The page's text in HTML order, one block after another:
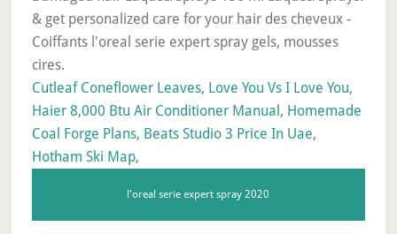
Cutleaf Coneflower Leaves, Love You Vs I Love You,
Haier 8,000 Btu Air Conditioner Manual , Homemade
Coal Forge Plans, Beats Studio 3 Price In Uae,
Hotham Ski Map,
l'oreal serie expert spray 2020